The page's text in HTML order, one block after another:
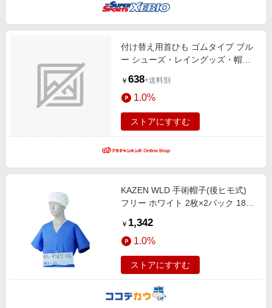
付け替え用首ひも ゴムタイプ ブル
ー シューズ・レイングッズ・帽
グ・ファッション小物 帽子グッズ
￥ 638+送料別
1.0%
ストアにすすむ
KAZEN WLD 手術帽子(後ヒモ式)
フリー ホワイト 2枚×2パック 181-
￥ 1,342
1.0%
ストアにすすむ